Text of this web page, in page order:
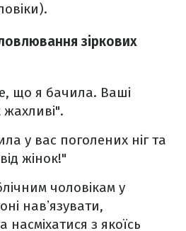
зіркових
що я бачила. Ваші
у вас поголених ніг та
жінок!"
чоловікам у
навʼязувати,
насміхатися з якоїсь